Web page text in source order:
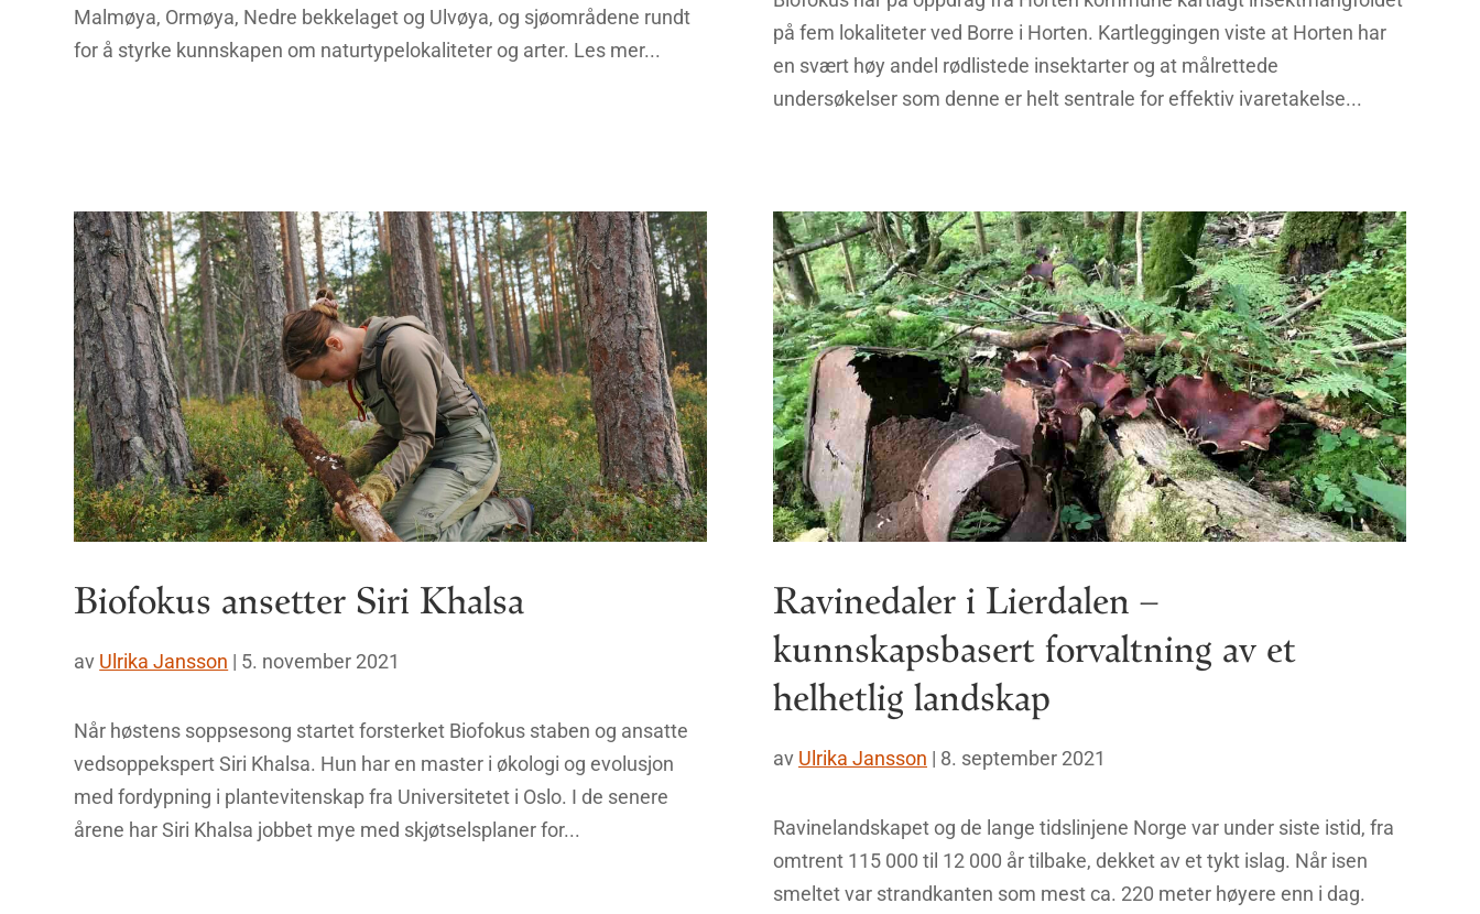
Malmøya, Ormøya, Nedre bekkelaget og Ulvøya, og sjøområdene rundt
for å styrke kunnskapen om naturtypelokaliteter og arter. Les mer...
på fem lokaliteter ved Borre i Horten. Kartleggingen viste at Horten har
en svært høy andel rødlistede insektarter og at målrettede
undersøkelser som denne er helt sentrale for effektiv ivaretakelse...
Biofokus ansetter Siri Khalsa
av Ulrika Jansson | 5. november 2021
Når høstens soppsesong startet forsterket Biofokus staben og ansatte
vedsoppekspert Siri Khalsa. Hun har en master i økologi og evolusjon
med fordypning i plantevitenskap fra Universitetet i Oslo. I de senere
årene har Siri Khalsa jobbet mye med skjøtselsplaner for...
Ravinedaler i Lierdalen –
kunnskapsbasert forvaltning av et
helhetlig landskap
av Ulrika Jansson | 8. september 2021
Ravinelandskapet og de lange tidslinjene Norge var under siste istid, fra
omtrent 115 000 til 12 000 år tilbake, dekket av et tykt islag. Når isen
smeltet var strandkanten som mest ca. 220 meter høyere enn i dag.